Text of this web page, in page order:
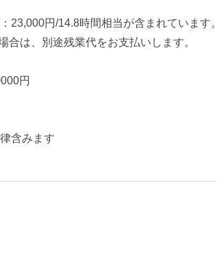
23,000円/14.8時間相当が含まれています。
合は、別途残業代をお支払いします。
円
含みます